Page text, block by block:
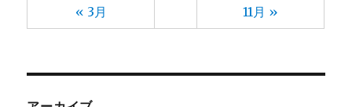
« 3月 11月 »